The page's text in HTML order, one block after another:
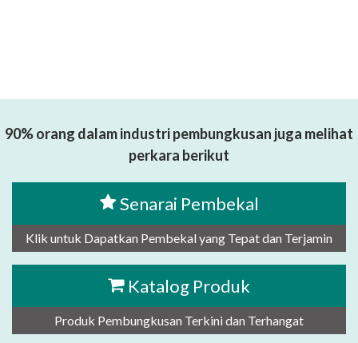
90% orang dalam industri pembungkusan juga melihat
perkara berikut
Senarai Pembekal
Klik untuk Dapatkan Pembekal yang Tepat dan Terjamin
Katalog Produk
Produk Pembungkusan Terkini dan Terhangat